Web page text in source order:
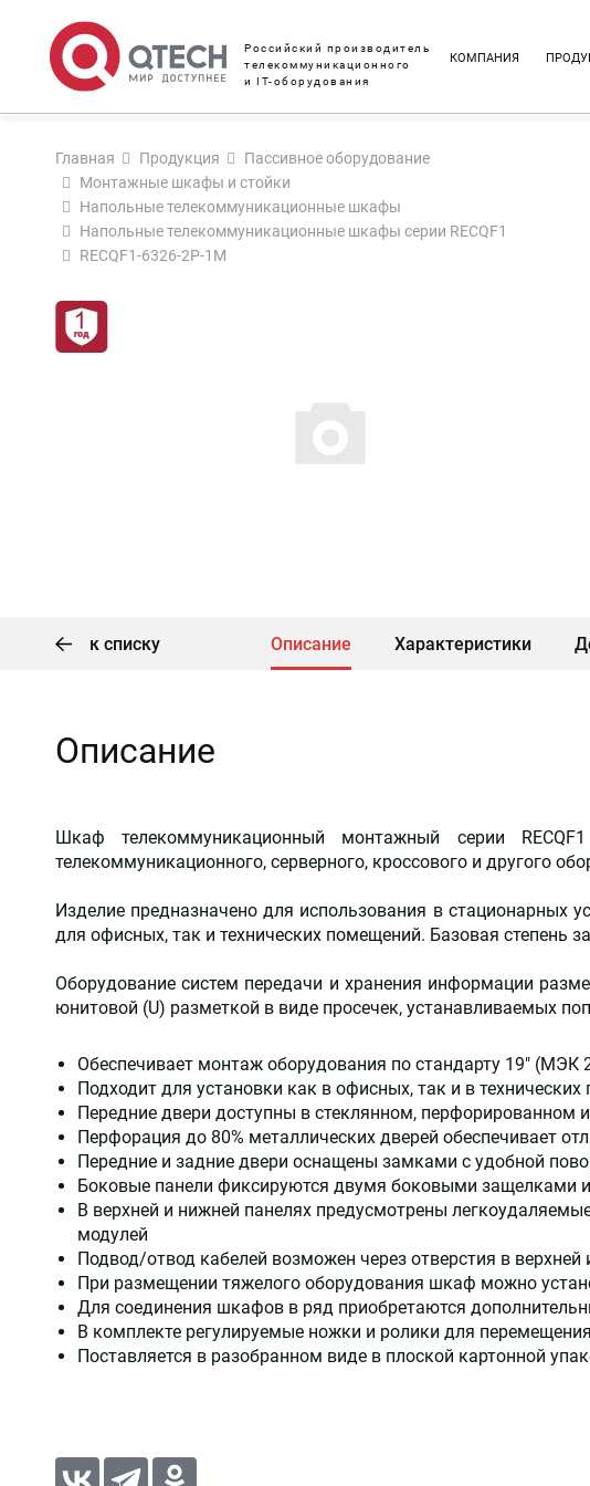
Российский производитель
телекоммуникационного
и IT-оборудования
КОМПАНИЯ
Главная Продукция
Пассивное оборудование
Монтажные шкафы и стойки
Напольные телекоммуникационные шкафы
Напольные телекоммуникационные шкафы серии RECQF1
RECQF1-6326-2P-1M
к списку Описание Характеристики
Описание
Шкаф телекоммуникационный монтажный серии
телекоммуникационного, серверного, кроссового и другого
Изделие предназначено для использования в
для офисных, так и технических помещений. Базовая степень
Оборудование систем передачи и хранения информации
юнитовой (U) разметкой в виде просечек, устанавливаемых
Обеспечивает монтаж оборудования по стандарту 19" (МЭК
Подходит для установки как в офисных, так и в
Передние двери доступны в стеклянном, перфорированном
Перфорация до 80% металлических дверей обеспечивает
Передние и задние двери оснащены замками с удобной
Боковые панели фиксируются двумя боковыми защелками
В верхней и нижней панелях предусмотрены
модулей
Подвод/отвод кабелей возможен через отверстия в верхней
При размещении тяжелого оборудования шкаф можно
Для соединения шкафов в ряд приобретаются
В комплекте регулируемые ножки и ролики для
Поставляется в разобранном виде в плоской картонной